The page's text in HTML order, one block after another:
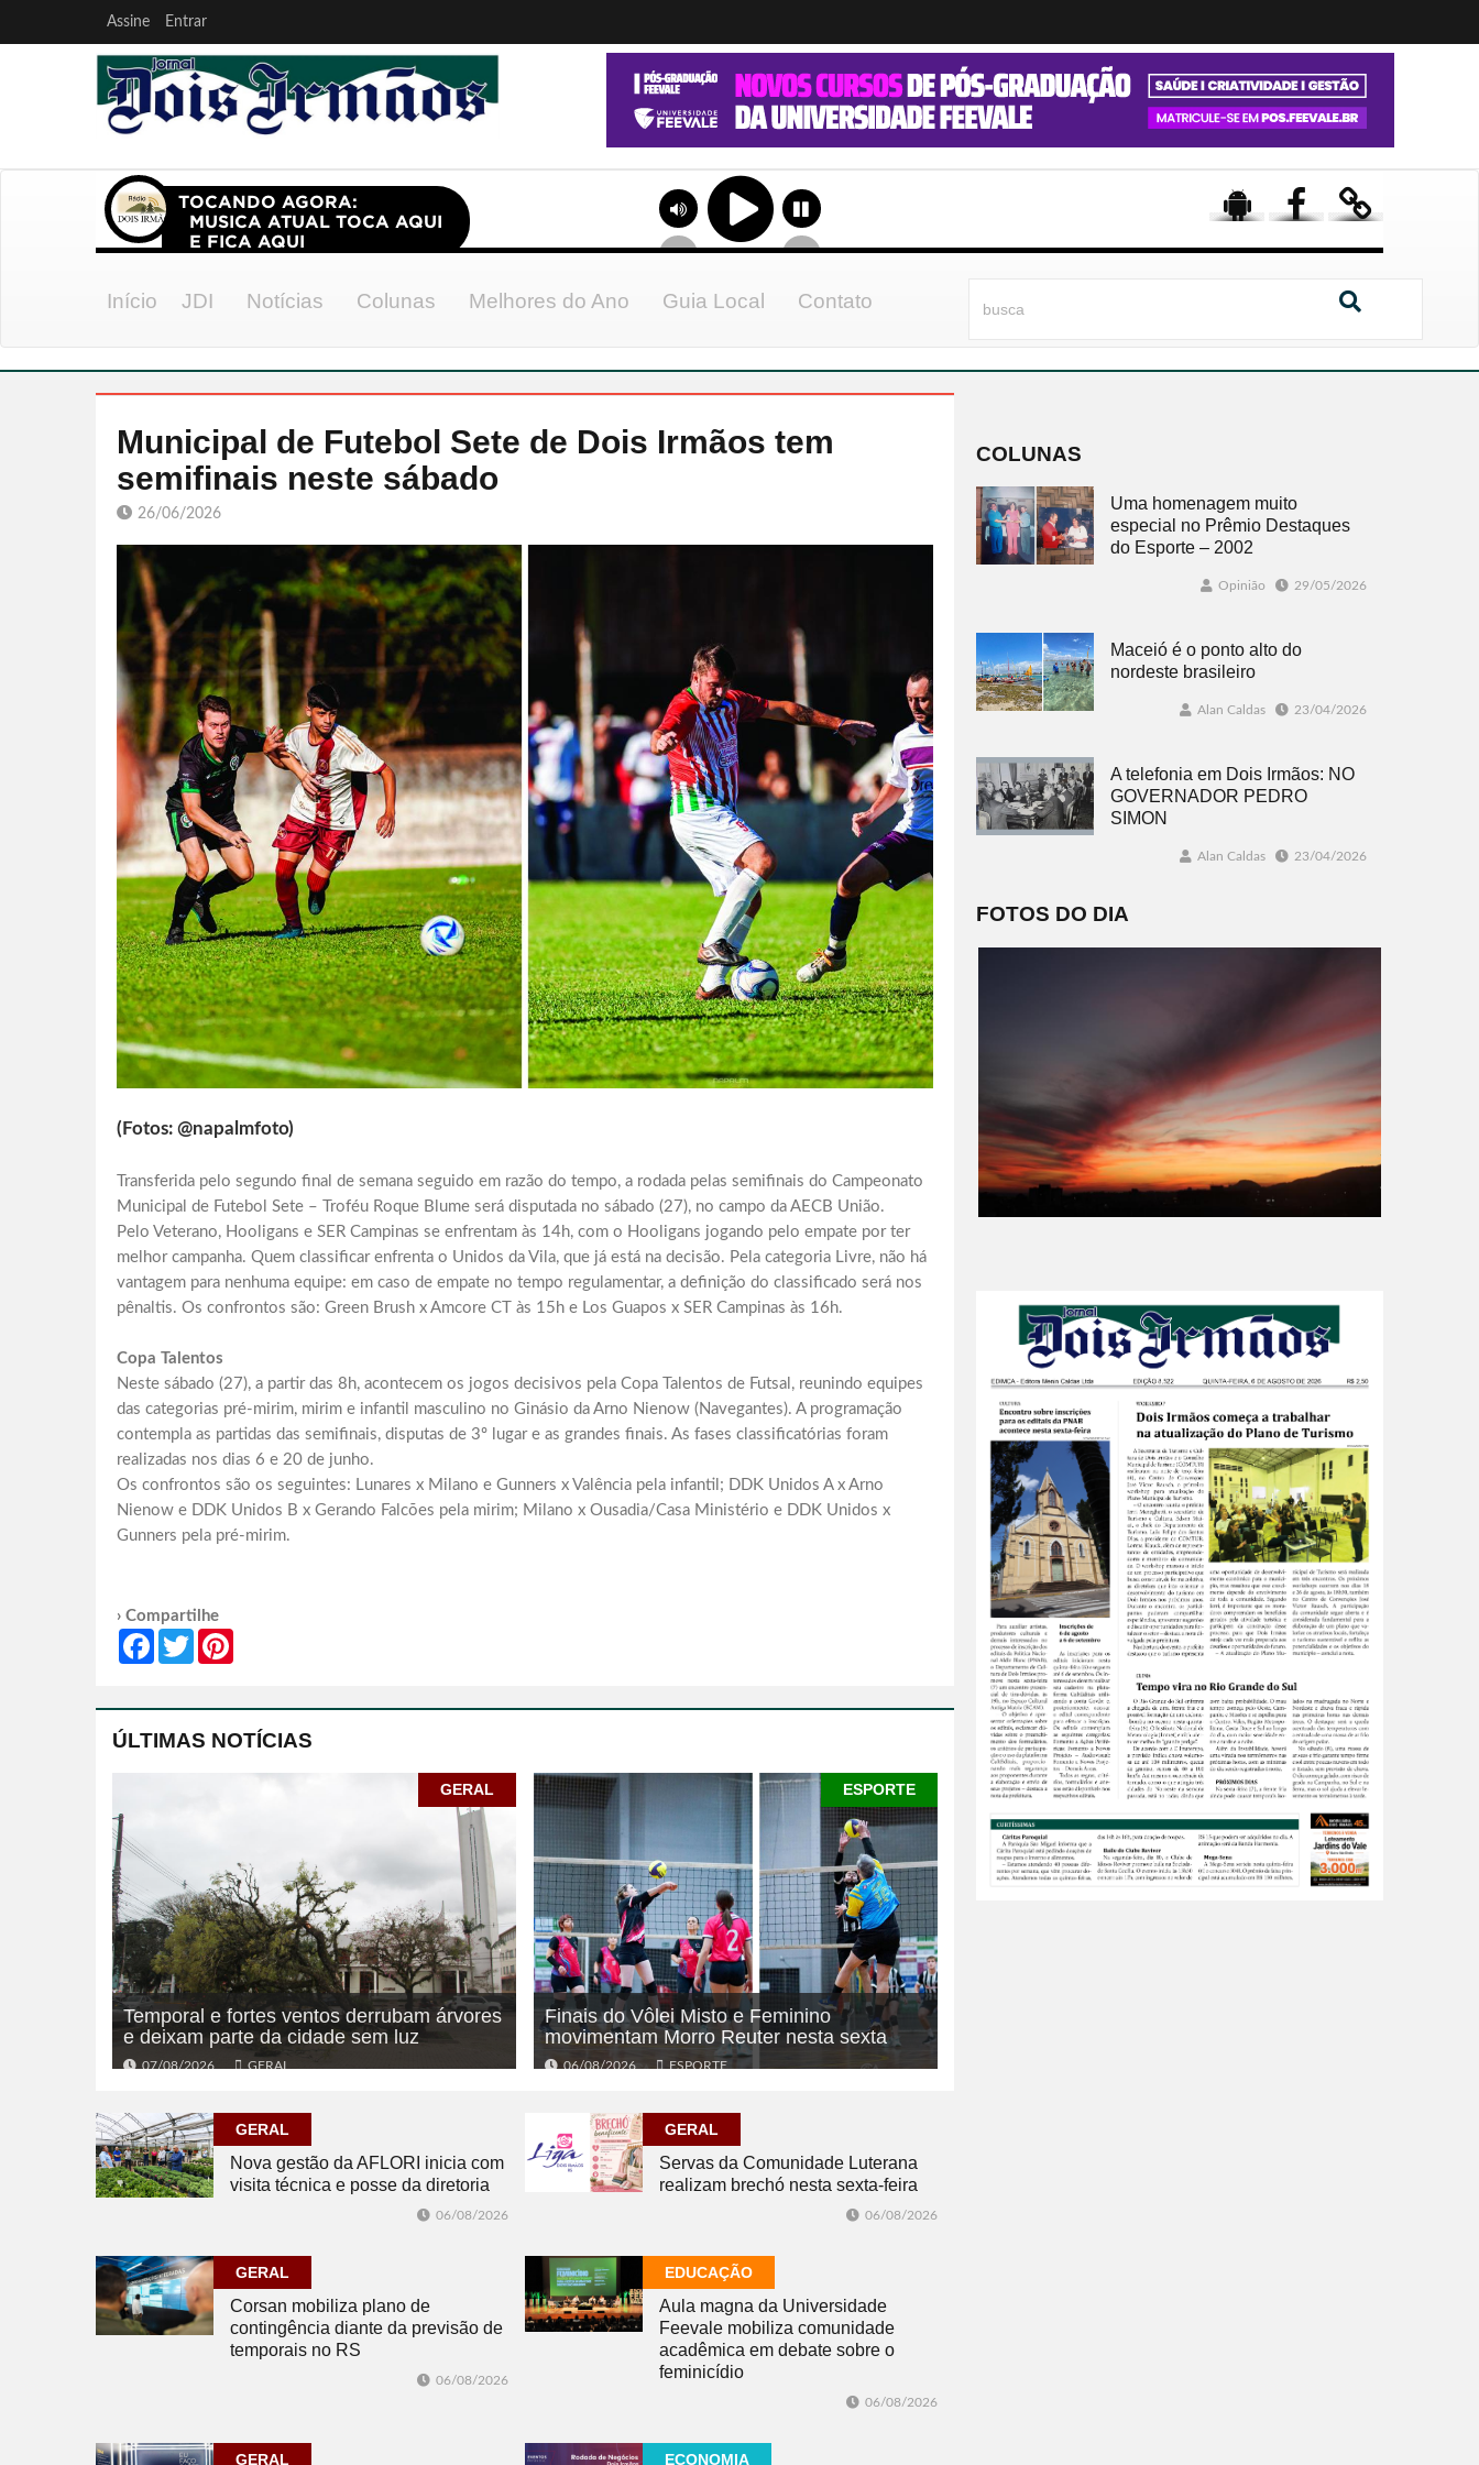
Assine Entrar
Início JDI Notícias Colunas Melhores do Ano Guia Local Contato
Municipal de Futebol Sete de Dois Irmãos tem
semifinais neste sábado
26/06/2026
(Fotos: @napalmfoto)
Transferida pelo segundo final de semana seguido em razão do tempo, a rodada pelas semifinais do Campeonato
Municipal de Futebol Sete – Troféu Roque Blume será disputada no sábado (27), no campo da AECB União.
Pelo Veterano, Hooligans e SER Campinas se enfrentam às 14h, com o Hooligans jogando pelo empate por ter
melhor campanha. Quem classificar enfrenta o Unidos da Vila, que já está na decisão. Pela categoria Livre, não há
vantagem para nenhuma equipe: em caso de empate no tempo regulamentar, a definição do classificado será nos
pênaltis. Os confrontos são: Green Brush x Amcore CT às 15h e Los Guapos x SER Campinas às 16h.
Copa Talentos
Neste sábado (27), a partir das 8h, acontecem os jogos decisivos pela Copa Talentos de Futsal, reunindo equipes
das categorias pré-mirim, mirim e infantil masculino no Ginásio da Arno Nienow (Navegantes). A programação
contempla as partidas das semifinais, disputas de 3º lugar e as grandes finais. As fases classificatórias foram
realizadas nos dias 6 e 20 de junho.
Os confrontos são os seguintes: Lunares x Milano e Gunners x Valência pela infantil; DDK Unidos A x Arno
Nienow e DDK Unidos B x Gerando Falcões pela mirim; Milano x Ousadia/Casa Ministério e DDK Unidos x
Gunners pela pré-mirim.
› Compartilhe
FacebookTwitter
ÚLTIMAS NOTÍCIAS
GERAL
Temporal e fortes ventos derrubam árvores
e deixam parte da cidade sem luz
07/08/2026 GERAL
ESPORTE
Finais do Vôlei Misto e Feminino
movimentam Morro Reuter nesta sexta
06/08/2026 ESPORTE
GERAL
Nova gestão da AFLORI inicia com
visita técnica e posse da diretoria
06/08/2026
GERAL
Servas da Comunidade Luterana
realizam brechó nesta sexta-feira
06/08/2026
GERAL
Corsan mobiliza plano de
contingência diante da previsão de
temporais no RS
06/08/2026
EDUCAÇÃO
Aula magna da Universidade
Feevale mobiliza comunidade
acadêmica em debate sobre o
feminicídio
06/08/2026
GERAL ECONOMIA
COLUNAS
Uma homenagem muito
especial no Prêmio Destaques
do Esporte – 2002
Opinião 29/05/2026
Maceió é o ponto alto do
nordeste brasileiro
Alan Caldas 23/04/2026
A telefonia em Dois Irmãos: NO
GOVERNADOR PEDRO
SIMON
Alan Caldas 23/04/2026
FOTOS DO DIA